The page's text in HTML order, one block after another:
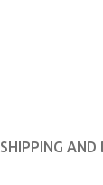
SHIPPING AND